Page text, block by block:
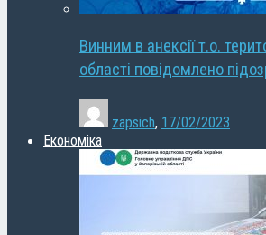
Винним в анексії т.о.
області повідомлено
zapsich, 17/02/2023
Економіка